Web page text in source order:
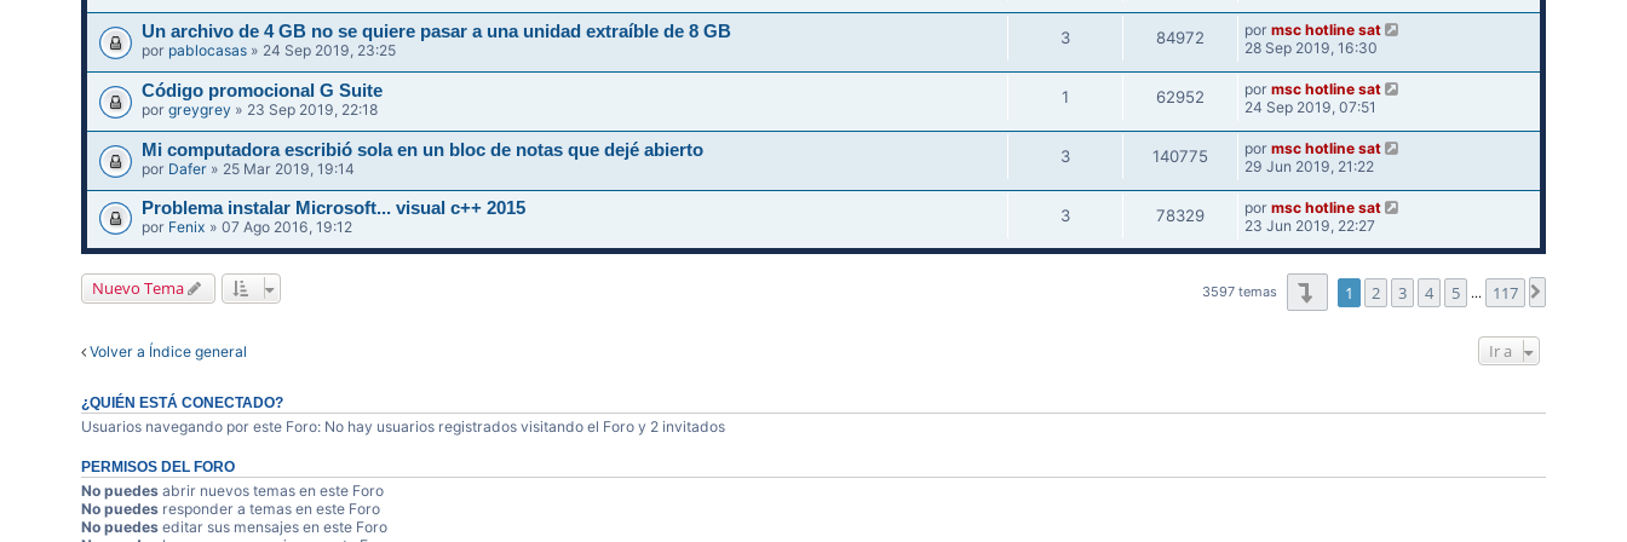
Un archivo de 4 GB no se quiere pasar a una unidad extraíble de 8 GB
por pablocasas » 24 Sep 2019, 23:25
3 84972 por msc hotline sat
28 Sep 2019, 16:30
Código promocional G Suite
porgreygrey » 23 Sep 2019, 22:18
1 62952 por msc hotline sat
24 Sep 2019, 07:51
Mi computadora escribió sola en un bloc de notas que dejé abierto
por Dafer » 25 Mar 2019, 19:14
3 140775 por msc hotline sat
29 Jun 2019, 21:22
Problema instalar Microsoft... visual c++ 2015
por Fenix » 07 Ago 2016, 19:12
3 78329 por msc hotline sat
23 Jun 2019, 22:27
Nuevo Tema 3597 temas Página1 de 117
1 2 3 4 5 … 117
Volver a Índice general Ir a
¿QUIÉN ESTÁ CONECTADO?
Usuarios navegando por este Foro: No hay usuarios registrados visitando el Foro y 2 invitados
PERMISOS DEL FORO
No puedes abrir nuevos temas en este Foro
No puedes responder a temas en este Foro
No puedes editar sus mensajes en este Foro